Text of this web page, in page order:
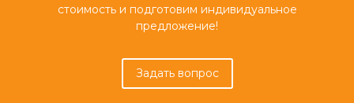
стоимость и подготовим индивидуальное
предложение!
Задать вопрос